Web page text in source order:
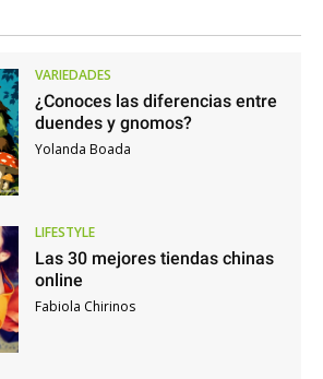
VARIEDADES
¿Conoces las diferencias entre
duendes y gnomos?
Yolanda Boada
LIFESTYLE
Las 30 mejores tiendas chinas
online
Fabiola Chirinos